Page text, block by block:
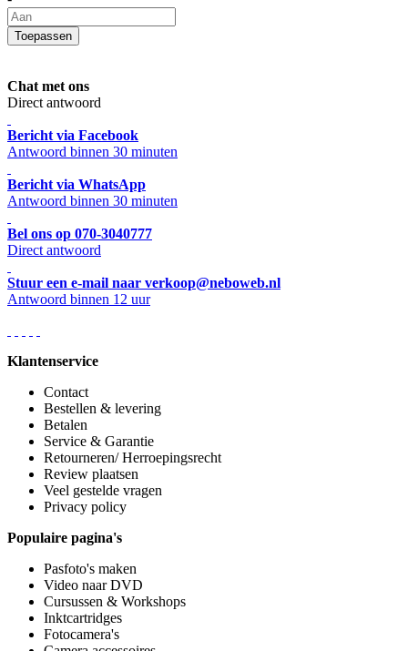
Toepassen
Chat met ons
Direct antwoord
Bericht via Facebook
Antwoord binnen 30 minuten
Bericht via WhatsApp
Antwoord binnen 30 minuten
Bel ons op 070-3040777
Direct antwoord
Stuur een e-mail naar verkoop@neboweb.nl
Antwoord binnen 12 uur
Klantenservice
Contact
Bestellen & levering
Betalen
Service & Garantie
Retourneren/ Herroepingsrecht
Review plaatsen
Veel gestelde vragen
Privacy policy
Populaire pagina's
Pasfoto's maken
Video naar DVD
Cursussen & Workshops
Inktcartridges
Fotocamera's